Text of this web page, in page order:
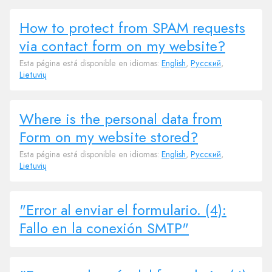
How to protect from SPAM requests
via contact form on my website?
Esta página está disponible en idiomas: English, Русский,
Lietuvių
Where is the personal data from
Form on my website stored?
Esta página está disponible en idiomas: English, Русский,
Lietuvių
"Error al enviar el formulario. (4):
Fallo en la conexión SMTP"